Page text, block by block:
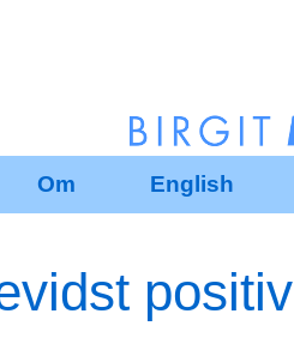
Om English
positiv